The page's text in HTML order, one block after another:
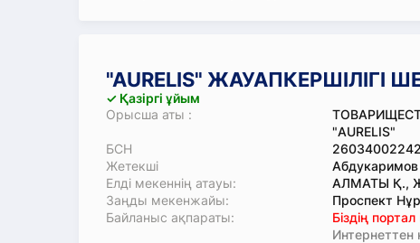
"AURELIS" ЖАУАПКЕРШІЛІГІ
✓ Қазіргі ұйым
Орысша аты :
"AURELIS"
БСН
Жетекші
Абдукаримов
Елді мекеннің атауы:
АЛМАТЫ Қ.,
Заңды мекенжайы:
Проспект
Байланыс ақпараты:
Біздің